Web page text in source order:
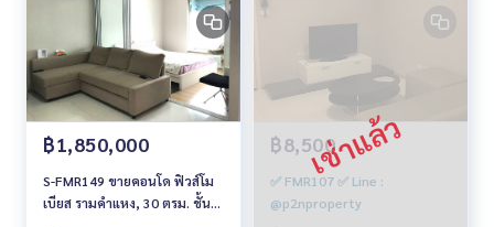
฿1,850,000
S-FMR149 ขายคอนโด ฟิวส์โม
เบียส รามคำแหง, 30 ตรม. ชั้น
฿8,500
✅ FMR107 ✅ Line :
@p2nproperty